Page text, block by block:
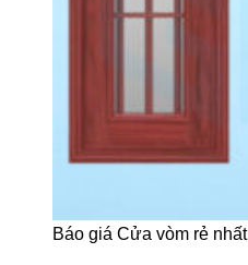
Báo giá Cửa vòm rẻ nhất